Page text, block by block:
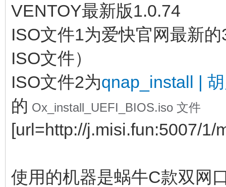
VENTOY最新版1.0.74
ISO文件1为爱快官网最新
ISO文件）
ISO文件2为qnap_install |
的 Ox_install_UEFI_BIOS.iso 文件
[url=http://j.misi.fun:5007/1/
使用的机器是蜗牛C款双网